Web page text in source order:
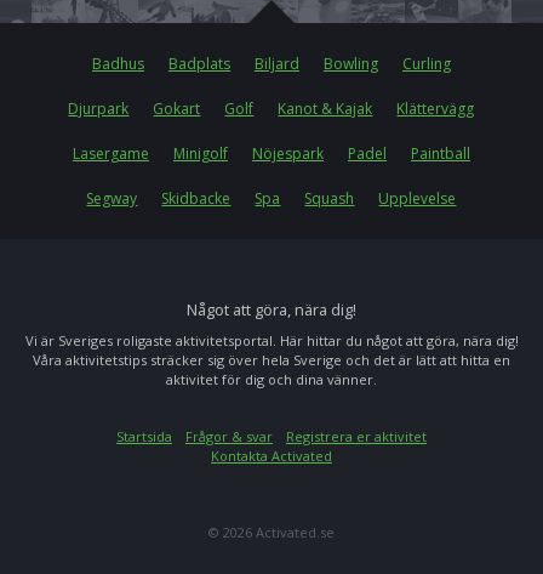
Badhus Badplats Biljard Bowling Curling
Djurpark Gokart Golf Kanot & Kajak Klättervägg
Lasergame Minigolf Nöjespark Padel Paintball
Segway Skidbacke Spa Squash Upplevelse
Något att göra, nära dig!
Vi är Sveriges roligaste aktivitetsportal. Här hittar du något att göra, nära dig!
Våra aktivitetstips sträcker sig över hela Sverige och det är lätt att hitta en
aktivitet för dig och dina vänner.
Startsida Frågor & svar
Registrera er aktivitet
Kontakta Activated
© 2026 Activated.se